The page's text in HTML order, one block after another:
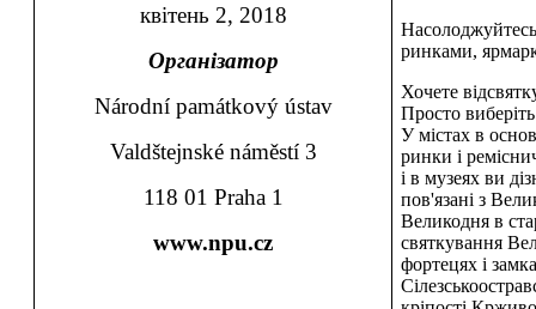
квітень 2, 2018
Організатор
Národní památkový ústav
Valdštejnské náměstí 3
118 01 Praha 1
www.npu.cz
ринками,
Хочете
Просто
У містах в
ринки і
і в музеях ви
пов'язані з
Великодня в
святкування
фортецях і